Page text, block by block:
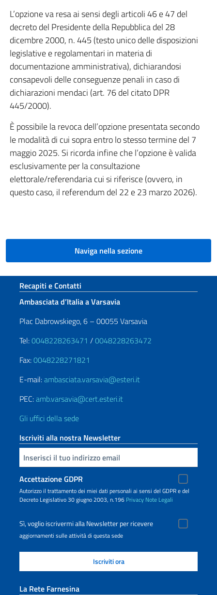
L’opzione va resa ai sensi degli articoli 46 e 47 del
decreto del Presidente della Repubblica del 28
dicembre 2000, n. 445 (testo unico delle disposizioni
legislative e regolamentari in materia di
documentazione amministrativa), dichiarandosi
consapevoli delle conseguenze penali in caso di
dichiarazioni mendaci (art. 76 del citato DPR
445/2000).
È possibile la revoca dell’opzione presentata secondo
le modalità di cui sopra entro lo stesso termine del 7
maggio 2025. Si ricorda infine che l’opzione è valida
esclusivamente per la consultazione
elettorale/referendaria cui si riferisce (ovvero, in
questo caso, il referendum del 22 e 23 marzo 2026).
Naviga nella sezione
Sezione footer
Recapiti e Contatti
Ambasciata d’Italia a Varsavia
Plac Dabrowskiego, 6 – 00055 Varsavia
Tel:0048228263471 /0048228263472
Fax:0048228271821
E-mail:ambasciata.varsavia@esteri.it
PEC:amb.varsavia@cert.esteri.it
Gli uffici della sede
Iscriviti alla nostra Newsletter
Inserisci la tua email
Accettazione GDPR
Autorizzo il trattamento dei miei dati personali ai sensi del GDPR e del
Decreto Legislativo 30 giugno 2003, n.196 Privacy Note Legali
Sì, voglio iscrivermi alla Newsletter per ricevere
aggiornamenti sulle attività di questa sede
La Rete Farnesina